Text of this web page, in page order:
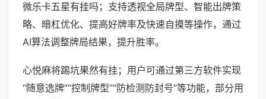
微乐卡五星有挂吗；支持透视全局牌型、智能出牌策
略、暗杠优化、提高好牌率及快速自摸等操作，通过
AI算法调整牌局结果，提升胜率。
心悦麻将踢坑果然有挂；用户可通过第三方软件实现
“随意选牌”“控制牌型”“防检测防封号”等功能，部分用